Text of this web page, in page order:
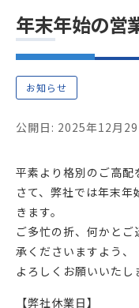
年末年始の営
お知らせ
公開日: 2025年12月29
平素より格別のご高配
さて、弊社では年末
きます。
ご多忙の折、何かと
承くださいますよう、
よろしくお願いいたし
【弊社休業日】